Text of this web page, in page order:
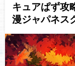
キュアぱず攻
漫ジャパネス